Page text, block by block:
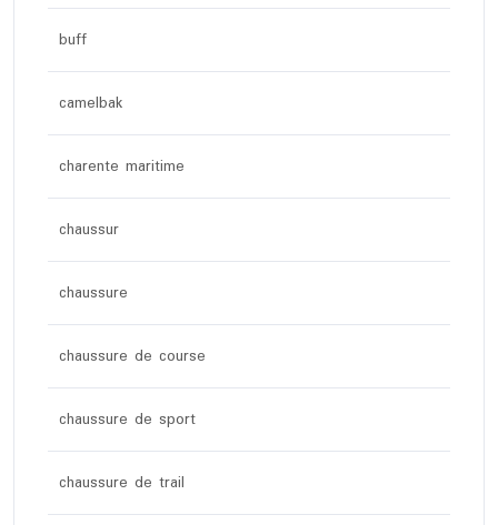
buff
camelbak
charente maritime
chaussur
chaussure
chaussure de course
chaussure de sport
chaussure de trail